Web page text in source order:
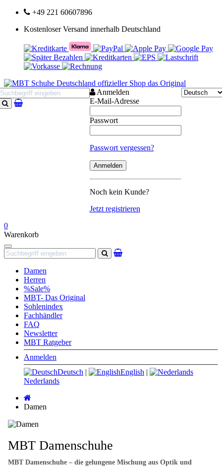
+49 221 60607896
Kostenloser Versand innerhalb Deutschland
Suchen
Anmelden
E-Mail-Adresse
Passwort
Passwort vergessen?
Noch kein Kunde?
Jetzt registrieren
0
Warenkorb
Navigation
Suchen
Damen
Herren
%Sale%
MBT- Das Original
Sohlenindex
Fachhändler
FAQ
Newsletter
MBT Ratgeber
Anmelden
Deutsch | English |
Nederlands
Damen
MBT Damenschuhe
MBT Damenschuhe – die gelungene Mischung aus Optik und